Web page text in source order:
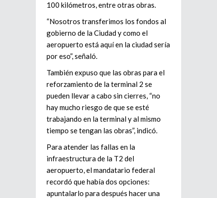
100 kilómetros, entre otras obras.
“Nosotros transferimos los fondos al
gobierno de la Ciudad y como el
aeropuerto está aquí en la ciudad sería
por eso”, señaló.
También expuso que las obras para el
reforzamiento de la terminal 2 se
pueden llevar a cabo sin cierres, “no
hay mucho riesgo de que se esté
trabajando en la terminal y al mismo
tiempo se tengan las obras”, indicó.
Para atender las fallas en la
infraestructura de la T2 del
aeropuerto, el mandatario federal
recordó que había dos opciones:
apuntalarlo para después hacer una